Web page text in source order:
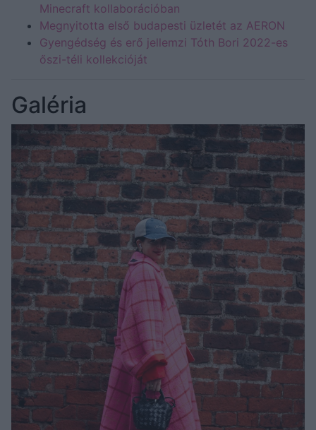
Minecraft kollaborációban
Megnyitotta első budapesti üzletét az AERON
Gyengédség és erő jellemzi Tóth Bori 2022-es
őszi-téli kollekcióját
Galéria